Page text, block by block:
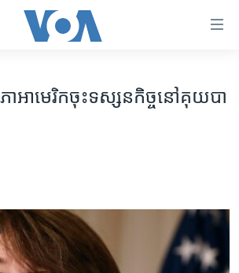
ា​អាមេរិក​ចុះ​ទស្សនកិច្ច​នៅ​គុយបា​